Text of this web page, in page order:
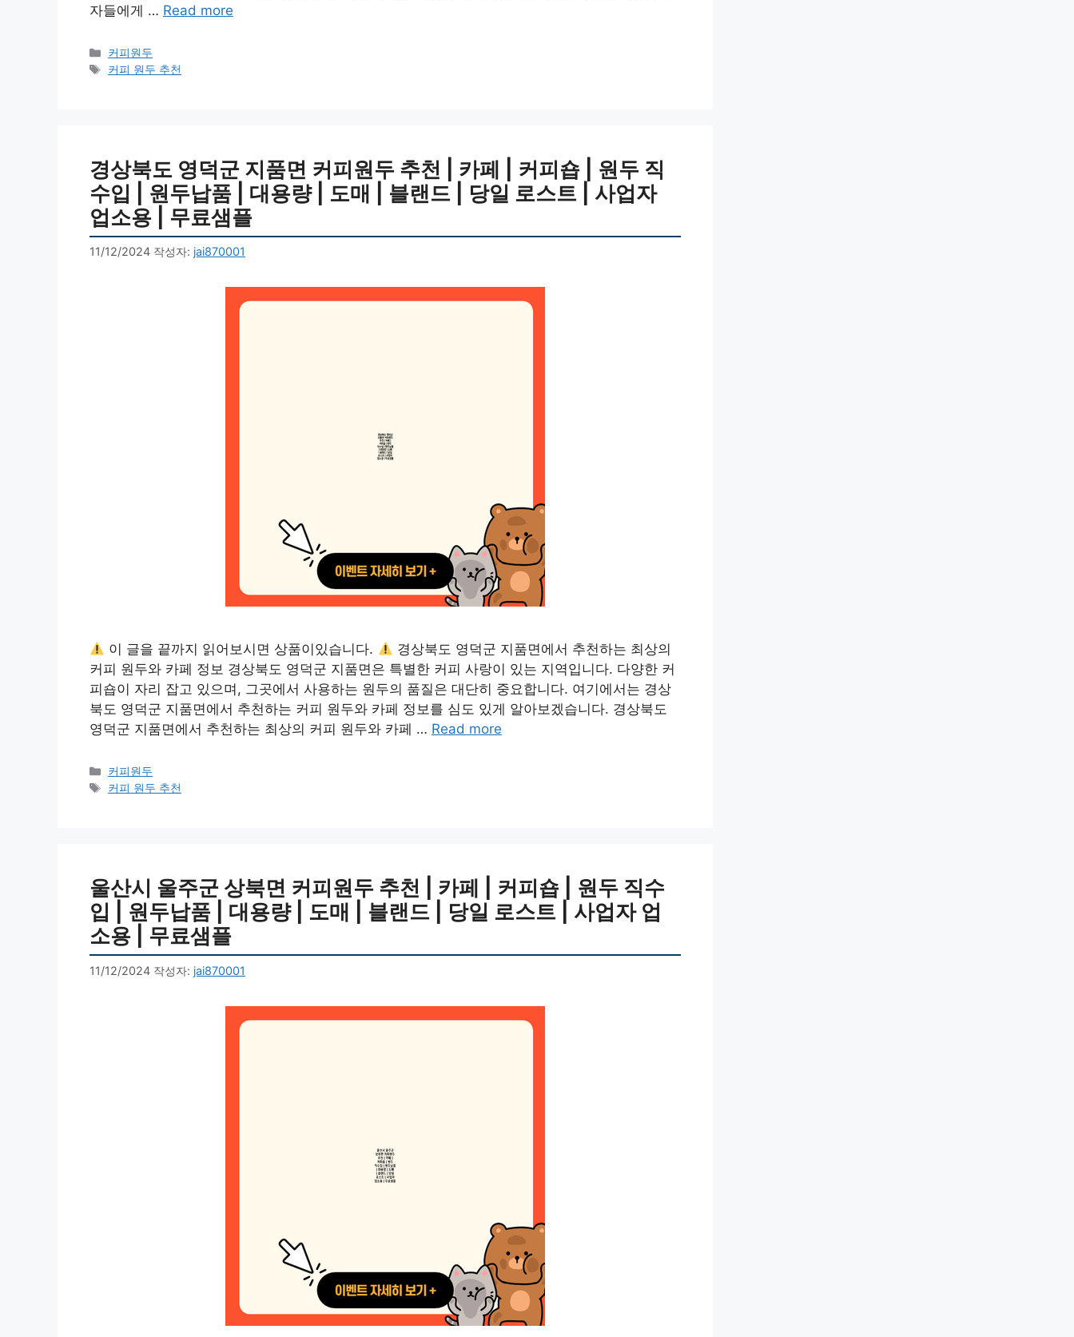
자들에게 … Read more
카
테
커피원두
태
커피 원두 추천
경상북도 영덕군 지품면 커피원두 추천 | 카페 | 커피숍 | 원두 직
수입 | 원두납품 | 대용량 | 도매 | 블랜드 | 당일 로스트 | 사업자
업소용 | 무료샘플
11/12/2024 작성자: jai870001
이 글을 끝까지 읽어보시면 상품이있습니다.
경상북도 영덕군 지품면에서 추천하는 최상의
커피 원두와 카페 정보 경상북도 영덕군 지품면은 특별한 커피 사랑이 있는 지역입니다. 다양한 커
피숍이 자리 잡고 있으며, 그곳에서 사용하는 원두의 품질은 대단히 중요합니다. 여기에서는 경상
북도 영덕군 지품면에서 추천하는 커피 원두와 카페 정보를 심도 있게 알아보겠습니다. 경상북도
영덕군 지품면에서 추천하는 최상의 커피 원두와 카페 … Read more
카
테
커피원두
태
커피 원두 추천
울산시 울주군 상북면 커피원두 추천 | 카페 | 커피숍 | 원두 직수
입 | 원두납품 | 대용량 | 도매 | 블랜드 | 당일 로스트 | 사업자 업
소용 | 무료샘플
11/12/2024 작성자: jai870001